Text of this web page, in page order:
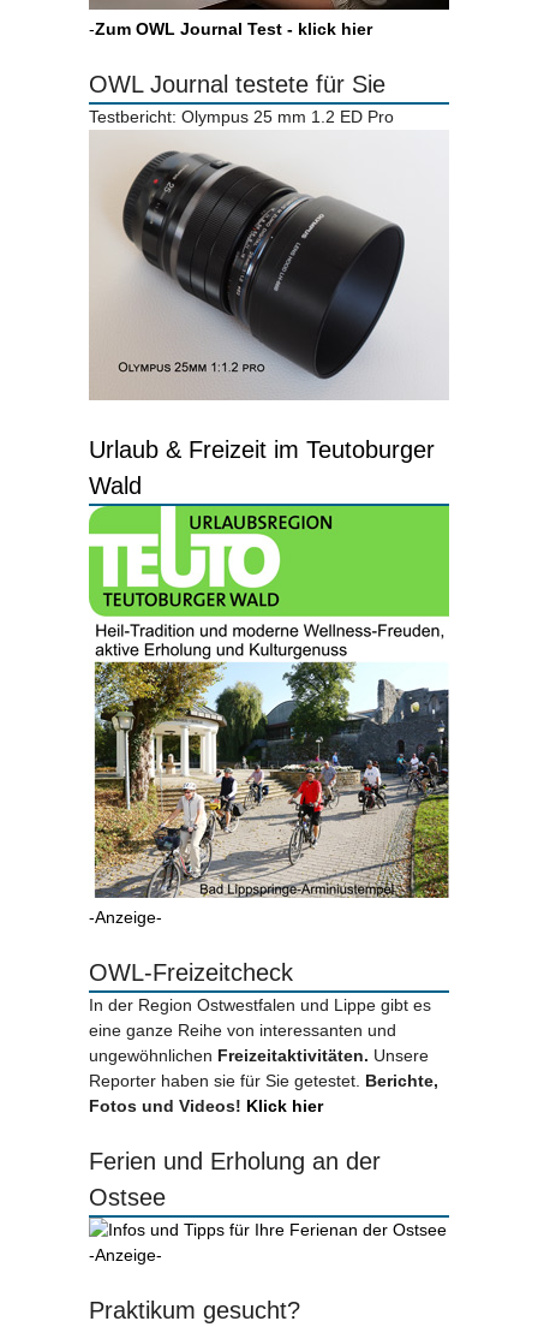
-Zum OWL Journal Test - klick hier
OWL Journal testete für Sie
Testbericht: Olympus 25 mm 1.2 ED Pro
Urlaub & Freizeit im Teutoburger
Wald
-Anzeige-
OWL-Freizeitcheck
In der Region Ostwestfalen und Lippe gibt es
eine ganze Reihe von interessanten und
ungewöhnlichen Freizeitaktivitäten. Unsere
Reporter haben sie für Sie getestet. Berichte,
Fotos und Videos! Klick hier
Ferien und Erholung an der
Ostsee
-Anzeige-
Praktikum gesucht?